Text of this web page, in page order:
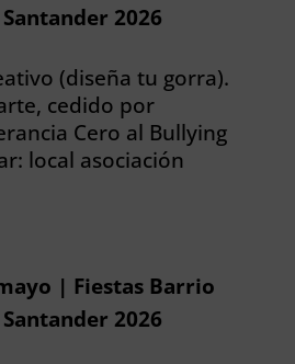
2026
(diseña tu gorra).
cedido por
Cero al Bullying
local asociación
| Fiestas Barrio
2026